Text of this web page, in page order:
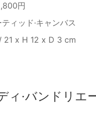
円
ィッド·キャンバス
21 x H 12 x D 3 cm
ィ·バンドリエ